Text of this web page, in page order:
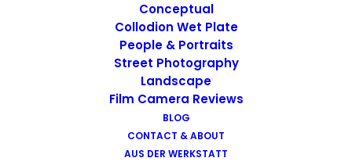
Conceptual
Collodion Wet Plate
People & Portraits
Street Photography
Landscape
Film Camera Reviews
BLOG
CONTACT & ABOUT
AUS DER WERKSTATT
Images tagged "loneliness"
Images tagged "loneliness"